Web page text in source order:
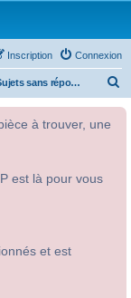
Connexion
Inscription
Sujets sans réponse
à trouver, une
est là pour vous
et est